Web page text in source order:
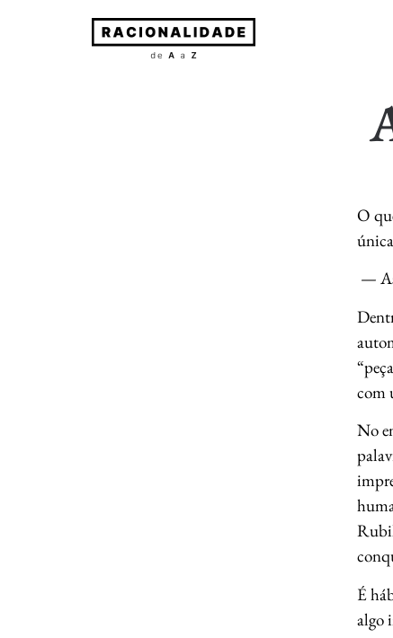
O
—
com
No
É
algo